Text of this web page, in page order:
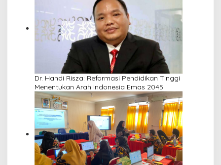
Dr. Handi Risza: Reformasi Pendidikan Tinggi
Menentukan Arah Indonesia Emas 2045